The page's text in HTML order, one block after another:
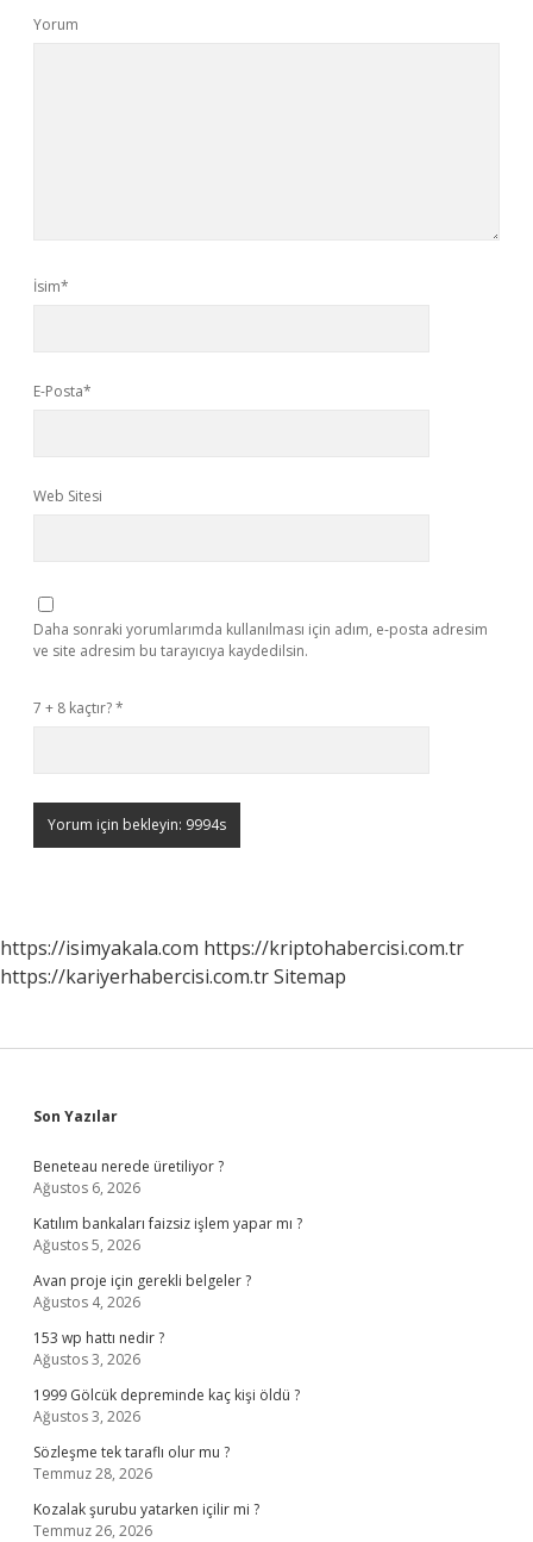
Yorum
İsim*
E-Posta*
Web Sitesi
Daha sonraki yorumlarımda kullanılması için adım, e-posta adresim
ve site adresim bu tarayıcıya kaydedilsin.
7 + 8 kaçtır?*
https://isimyakala.com https://kriptohabercisi.com.tr
https://kariyerhabercisi.com.trSitemap
Sidebar
Son Yazılar
Beneteau nerede üretiliyor ?
Ağustos 6, 2026
Katılım bankaları faizsiz işlem yapar mı ?
Ağustos 5, 2026
Avan proje için gerekli belgeler ?
Ağustos 4, 2026
153 wp hattı nedir ?
Ağustos 3, 2026
1999 Gölcük depreminde kaç kişi öldü ?
Ağustos 3, 2026
Sözleşme tek taraflı olur mu ?
Temmuz 28, 2026
Kozalak şurubu yatarken içilir mi ?
Temmuz 26, 2026